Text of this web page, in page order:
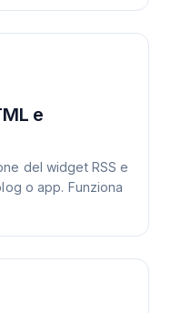
e
del widget RSS e
o app. Funziona